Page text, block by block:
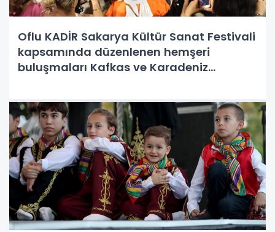
Oflu KADİR Sakarya Kültür Sanat Festivali
kapsamında düzenlenen hemşeri
buluşmaları Kafkas ve Karadeniz